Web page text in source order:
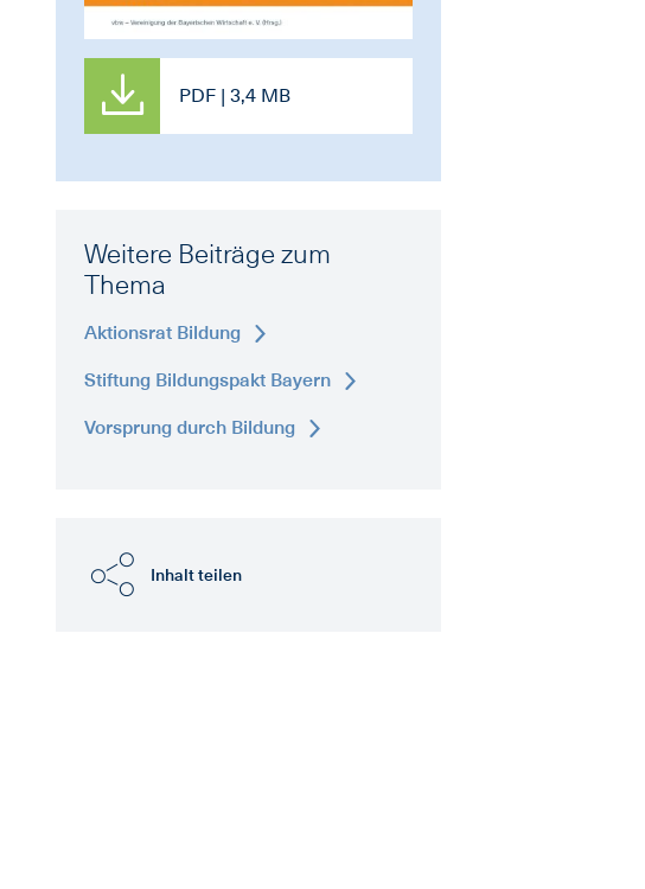
PDF | 3,4 MB
Weitere Beiträge zum
Thema
Aktionsrat Bildung
Stiftung Bildungspakt Bayern
Vorsprung durch Bildung
Inhalt teilen